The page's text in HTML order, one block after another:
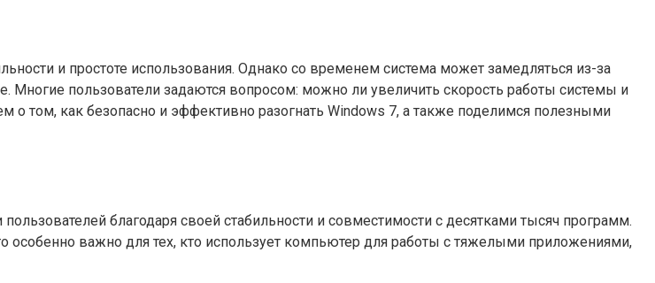
и простоте использования. Однако со временем система может замедляться из-за
пользователи задаются вопросом: можно ли увеличить скорость работы системы и
о том, как безопасно и эффективно разогнать Windows 7, а также поделимся полезными
благодаря своей стабильности и совместимости с десятками тысяч программ.
важно для тех, кто использует компьютер для работы с тяжелыми приложениями,